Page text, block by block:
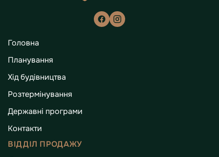
Головна
Планування
Хід будівництва
Розтермінування
Державні програми
Контакти
ВІДДІЛ ПРОДАЖУ